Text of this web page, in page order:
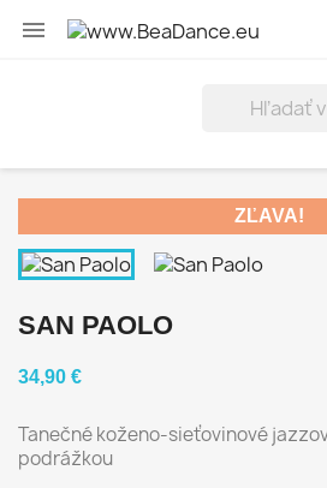

ZĽAVA!
SAN PAOLO
34,90 €
Tanečné koženo-sieťovinové
podrážkou